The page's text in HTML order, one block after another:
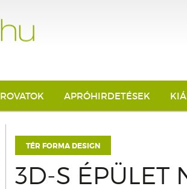
ROVATOK APRÓHIRDETÉSEK
TÉR FORMA DESIGN
3D-S ÉPÜLET